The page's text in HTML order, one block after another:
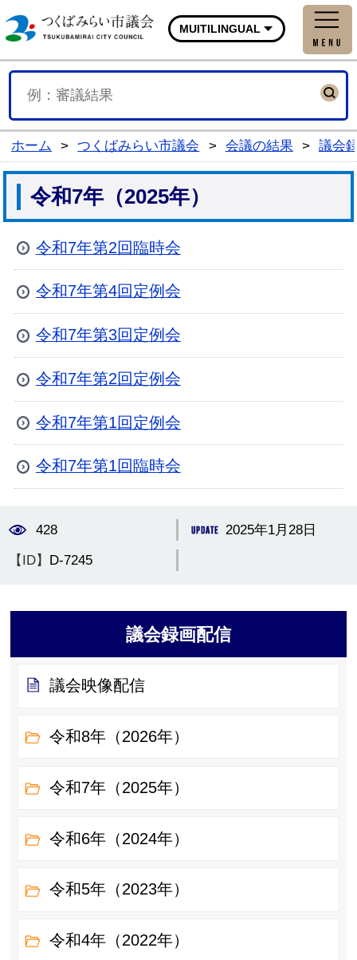
つくばみらい市議会公式
MUITILINGUAL
ホーム > つくばみらい市議会 > 会議の結果 > 議会
令和7年（2025年）
令和7年第2回臨時会
令和7年第4回定例会
令和7年第3回定例会
令和7年第2回定例会
令和7年第1回定例会
令和7年第1回臨時会
428 2025年1月28日
【ID】 D-7245
議会録画配信
議会映像配信
令和8年（2026年）
令和7年（2025年）
令和6年（2024年）
令和5年（2023年）
令和4年（2022年）